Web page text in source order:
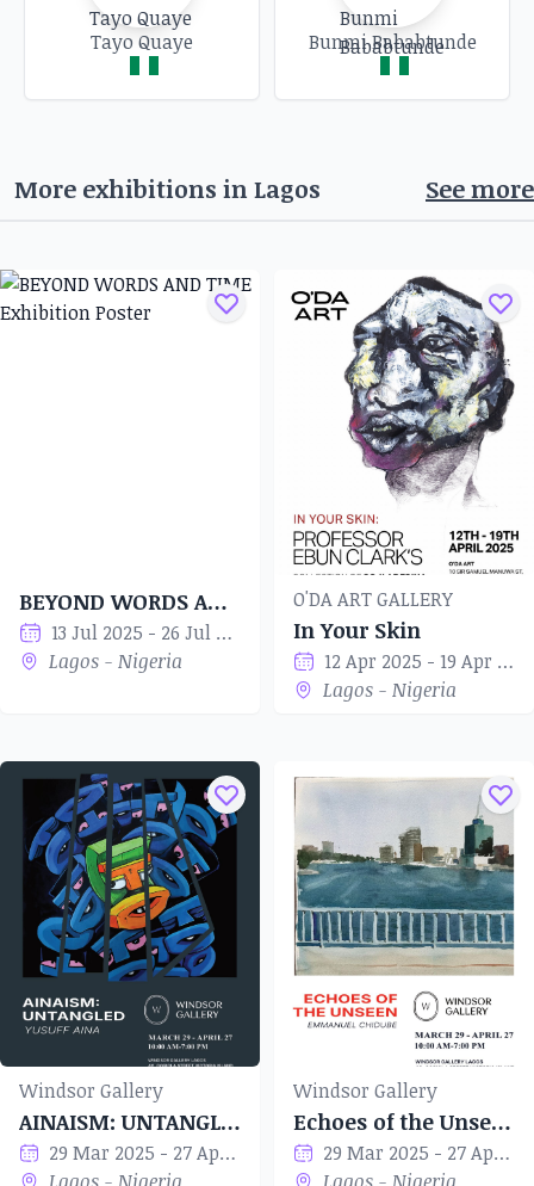
Tayo Quaye Bunmi Bababtunde
More exhibitions in Lagos See more
BEYOND WORDS AND TIME
13 Jul 2025 - 26 Jul 2025
Lagos - Nigeria
O'DA ART GALLERY
In Your Skin
12 Apr 2025 - 19 Apr 2025
Lagos - Nigeria
Windsor Gallery
AINAISM: UNTANGLED
29 Mar 2025 - 27 Apr 2025
Windsor Gallery
Echoes of the Unseen
29 Mar 2025 - 27 Apr 2025